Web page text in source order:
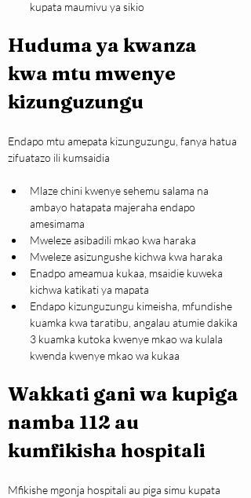
kupata maumivu ya sikio
Huduma ya kwanza
kwa mtu mwenye
kizunguzungu
Endapo mtu amepata kizunguzungu, fanya hatua
zifuatazo ili kumsaidia
Mlaze chini kwenye sehemu salama na
ambayo hatapata majeraha endapo
amesimama
Mweleze asibadili mkao kwa haraka
Mweleze asizungushe kichwa kwa haraka
Enadpo ameamua kukaa, msaidie kuweka
kichwa katikati ya mapata
Endapo kizunguzungu kimeisha, mfundishe
kuamka kwa taratibu, angalau atumie dakika
3 kuamka kutoka kwenye mkao wa kulala
kwenda kwenye mkao wa kukaa
Wakkati gani wa kupiga
namba 112 au
kumfikisha hospitali
Mfikishe mgonja hospitali au piga simu kupata